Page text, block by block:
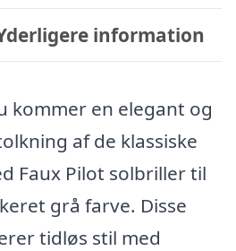
information
kommer en elegant og
af de klassiske
Faux Pilot solbriller til
grå farve. Disse
tidløs stil med